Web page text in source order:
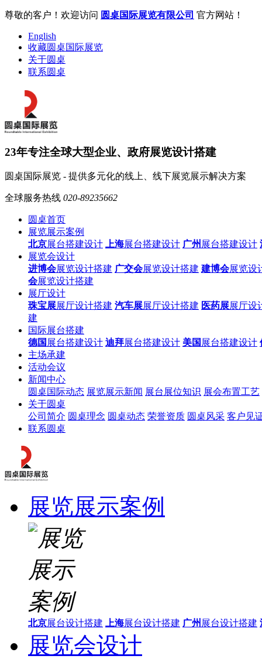
尊敬的客户！欢迎访问 圆桌国际展览有限公司 官方网站！
English
收藏圆桌国际展览
关于圆桌
联系圆桌
23年专注全球大型企业、政府展览设计搭建
圆桌国际展览 - 提供多元化的线上、线下展览展示解决方案
全球服务热线 020-89235662
圆桌首页
展览展示案例
北京展台搭建设计 上海展台搭建设计 广州 展台搭建设计
展览会设计
进博会展览设计搭建 广交会展览设计搭建 建博会展览设
会展览设计搭建
展厅设计
珠宝展展厅设计搭建 汽车展展厅设计搭建 医药展展厅设
建
国际展台搭建
德国 展台搭建设计 迪拜展台搭建设计 美国 展台搭建设计
主场承建
活动会议
新闻中心
圆桌国际动态 展览展示新闻 展台展位知识 展会布置工艺
关于圆桌
公司简介 圆桌理念 圆桌动态 荣誉资质 圆桌风采 客户见
联系圆桌
展览展示案例
北京展台设计搭建 上海展台设计搭建 广州 展台设计搭建
展览会设计